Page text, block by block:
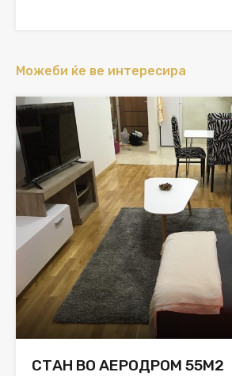
Можеби ќе ве интересира
СТАН ВО АЕРОДРОМ 55М2